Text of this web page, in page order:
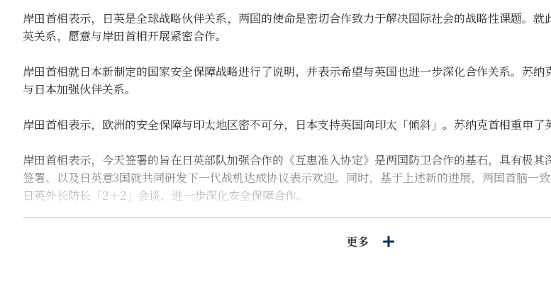
岸田首相表示，日英是全球战略伙伴关系，两国的使命是密切合作致力于解决国际社会的战略性课题。就
英关系，愿意与岸田首相开展紧密合作。
岸田首相就日本新制定的国家安全保障战略进行了说明，并表示希望与英国也进一步深化合作关系。苏
与日本加强伙伴关系。
岸田首相表示，欧洲的安全保障与印太地区密不可分，日本支持英国向印太「倾斜」。苏纳克首相重申了
岸田首相表示，今天签署的旨在日英部队加强合作的《互惠准入协定》是两国防卫合作的基石，具有极
签署、以及日英意3国就共同研发下一代战机达成协议表示欢迎。同时，基于上述新的进展，两国首脑一
日英外长防长「2＋2」会谈，进一步深化安全保障合作。
更多